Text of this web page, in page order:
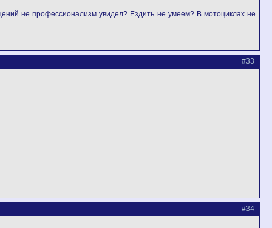
не профессионализм увидел? Ездить не умеем? В мотоциклах не
#33
#34